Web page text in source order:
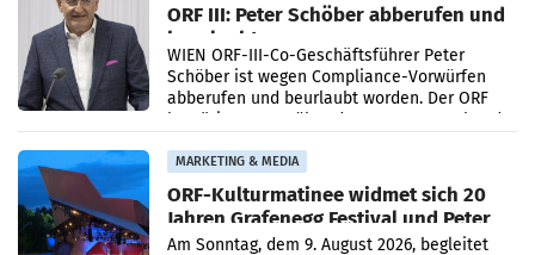
ORF III: Peter Schöber abberufen und
beurlaubt
WIEN ORF-III-Co-Geschäftsführer Peter
Schöber ist wegen Compliance-Vorwürfen
abberufen und beurlaubt worden. Der ORF
bestätigte gegenüber der APA entsprechende
MARKETING & MEDIA
ORF-Kulturmatinee widmet sich 20
Jahren Grafenegg Festival und Peter
Simonischek
Am Sonntag, dem 9. August 2026, begleitet